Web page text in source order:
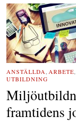
ANSTÄLLDA ARBETE
UTBILDNING
framtidens